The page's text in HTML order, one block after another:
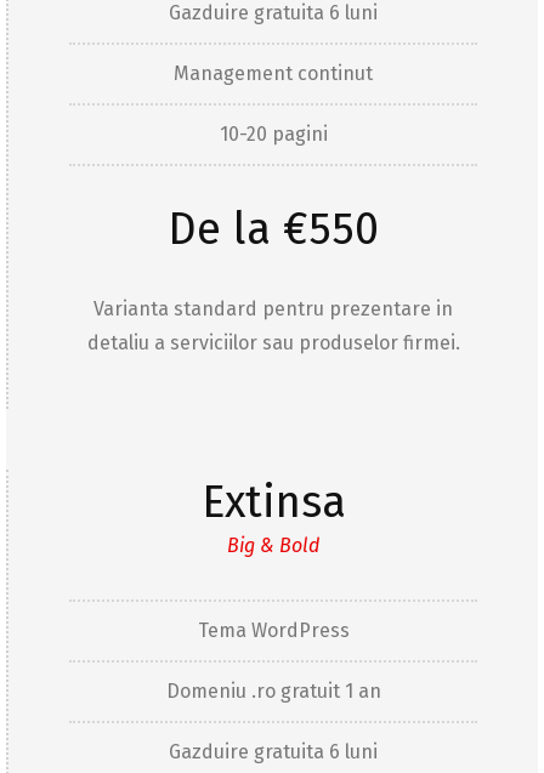
Gazduire gratuita 6 luni
Management continut
10-20 pagini
De la €550
Varianta standard pentru prezentare in
detaliu a serviciilor sau produselor firmei.
Extinsa
Big & Bold
Tema WordPress
Domeniu .ro gratuit 1 an
Gazduire gratuita 6 luni